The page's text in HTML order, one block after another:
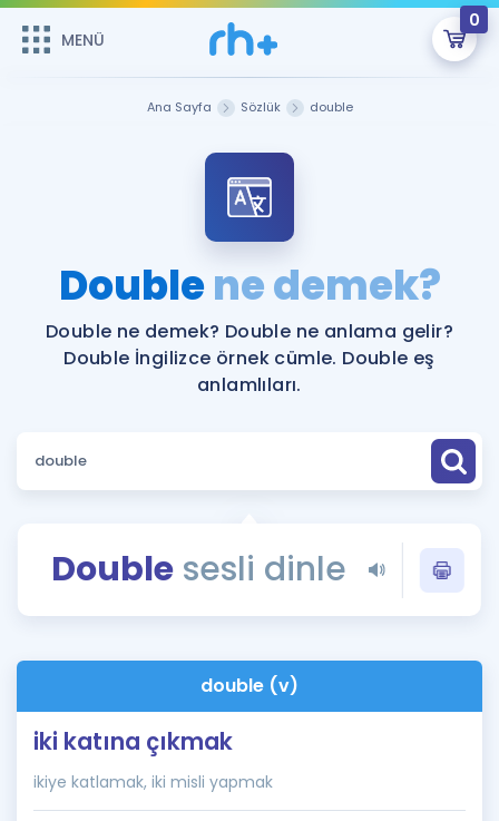
MENÜ
0
ÜYE DEĞİLİM
Sepetin Şu An Boş.
Remzi Hoca ile seni sınava hazırlayacak onlarca eğitim seni
bekliyor!
MENÜ
Faydalı Araçlar
Sözlük
Rehberlik Aracı
ÖSYM Sınav Takvimi
Kampanyalar
Blog
Hakkımızda
Ana Sayfa Sözlük double
Doublene demek?
Double ne demek? Double ne anlama gelir?
Double İngilizce örnek cümle. Double eş
anlamlıları.
Doublesesli dinle
double (v)
iki katına çıkmak
ikiye katlamak, iki misli yapmak